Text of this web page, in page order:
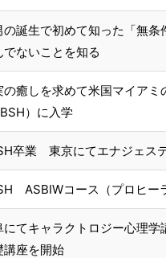
の誕生で初めて知った「無
でないことを知る
の癒しを求めて米国マイア
）に入学
卒業 東京にてエナジェス
ASBIWコース（プロヒー
にてキャラクトロジー心理
講座を開始